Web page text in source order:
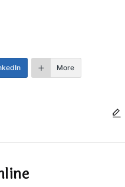
More